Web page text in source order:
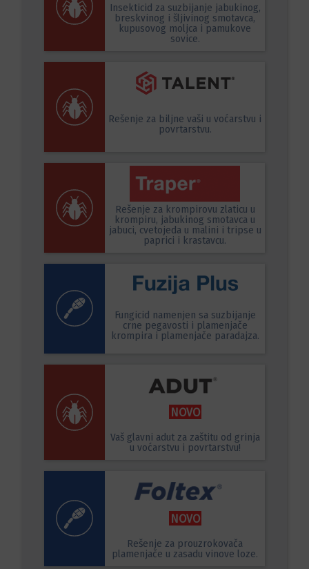
Insekticid za suzbijanje jabukinog,
breskvinog i šljivinog smotavca,
kupusovog moljca i pamukove
sovice.
Rešenje za biljne vaši u voćarstvu i
povrtarstvu.
Rešenje za krompirovu zlaticu u
krompiru, jabukinog smotavca u
jabuci, cvetojeda u malini i tripse u
paprici i krastavcu.
Fungicid namenjen sa suzbijanje
crne pegavosti i plamenjače
krompira i plamenjače paradajza.
NOVO
Vaš glavni adut za zaštitu od grinja
u voćarstvu i povrtarstvu!
NOVO
Rešenje za prouzrokovača
plamenjače u zasadu vinove loze.